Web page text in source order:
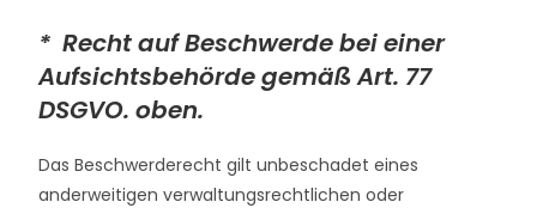
* Recht auf Beschwerde bei einer
Aufsichtsbehörde gemäß Art. 77
DSGVO. oben.
Das Beschwerderecht gilt unbeschadet eines
anderweitigen verwaltungsrechtlichen oder